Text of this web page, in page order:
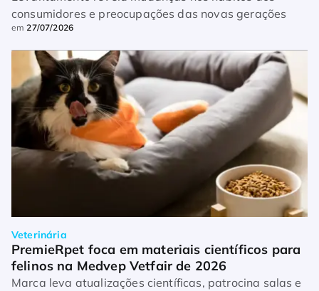
consumidores e preocupações das novas gerações
em27/07/2026
Veterinária
PremieRpet foca em materiais científicos para
felinos na Medvep Vetfair de 2026
Marca leva atualizações científicas, patrocina salas e